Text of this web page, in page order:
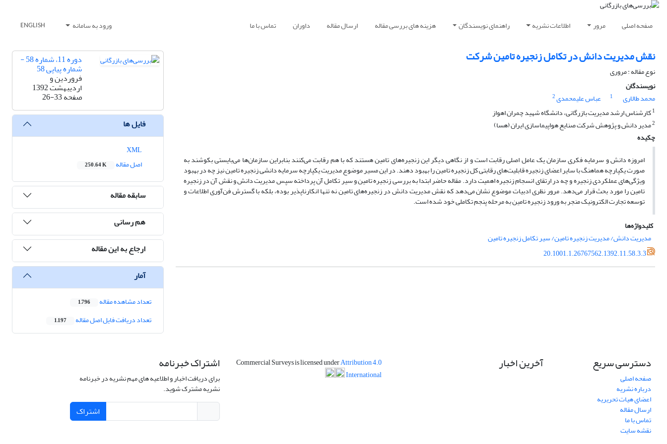
صفحه اصلی مرور اطلاعات نشریه راهنمای نویسندگان هزینه های بررسی مقاله ارسال مقاله داوران تماس با ما ورود به سامانه ENGLISH
نقش مدیریت دانش در تکامل زنجیره تامین شرکت
نوع مقاله : مروری
نویسندگان
محمد طالاری
1 عباس علیمحمدی2
1کارشناس ارشد مدیریت بازرگانی، دانشگاه شهید چمران اهواز
2مدیر دانش و پژوهش شرکت صنایع هواپیماسازی ایران (هسا)
چکیده
امروزه دانش و سرمایه فکری سازمان یک عامل اصلی رقابت است و از نگاهی دیگر این زنجیره‌های تامین هستند که با هم رقابت می‌کنند بنابراین سازمان‌ها می‌بایستی بکوشند به
صورت یکپارچه هماهنگ با سایر اعضای زنجیره قابلیت‌های رقابتی کل زنجیره تامین را بهبود دهند. در این مسیر موضوع مدیریت یکپارچه سرمایه دانشی زنجیره تامین نیز چه در بهبود
ویژگی‌های عملکردی زنجیره و چه در ارتقای انسجام زنجیره اهمیت دارد. مقاله حاضر ابتدا به بررسی زنجیره تامین و سیر تکامل آن پرداخته سپس مدیریت دانش و نقش آن در زنجیره
تامین را مورد بحث قرار می‌دهد. مرور نظری ادبیات موضوع نشان می‌دهد که نقش مدیریت دانش در زنجیره‌های تامین نه تنها انکارناپذیر بوده، بلکه با گسترش فن‌آوری اطلاعات و
توسعه تجارت الکترونیک منجر به ورود زنجیره تامین به مرحله پنجم تکاملی خود شده است.
کلیدواژه‌ها
مدیریت دانش/ مدیریت زنجیره تامین/ سیر تکامل زنجیره تامین
20.1001.1.26767562.1392.11.58.3.3
دوره 11، شماره 58 -
شماره پیاپی 58
فروردین و
اردیبهشت 1392
صفحه26-33
فایل ها
اصل مقاله
250.64 K
سابقه مقاله
هم رسانی
ارجاع به این مقاله
آمار
تعداد مشاهده مقاله 1,796
تعداد دریافت فایل اصل مقاله 1,197
دسترسی سریع
صفحه اصلی
درباره نشریه
اعضای هیات تحریریه
ارسال مقاله
تماس با ما
نقشه سایت
آخرین اخبار Commercial Surveys is licensed underAttribution 4.0
International
اشتراک خبرنامه
برای دریافت اخبار و اطلاعیه های مهم نشریه در خبرنامه
نشریه مشترک شوید.
اشتراک